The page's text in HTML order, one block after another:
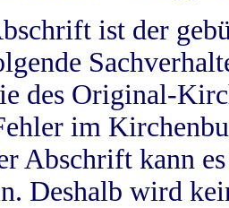
ist der
des Original-
im
Abschrift kann
Deshalb wird